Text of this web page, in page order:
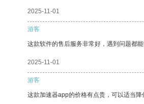
2025-11-01
游客
这款软件的售后服务非常好，遇到问题都能
2025-11-01
游客
这款加速器app的价格有点贵，可以适当